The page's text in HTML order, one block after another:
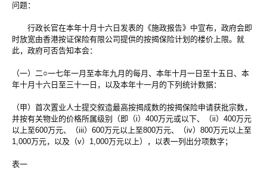
问题：
行政长官在本年十月十六日发表的《施政报告》中宣布，政府会即
时放宽由香港按证保险有限公司提供的按揭保险计划的楼价上限。就
此，政府可否告知本会：
（一）二○一七年一月至本年九月的每月、本年十月一日至十五日、本
年十月十六日至三十一日，以及本年十一月的下列统计数据：
（甲）首次置业人士提交叙造最高按揭成数的按揭保险申请获批宗数，
并按有关物业的价格所属级别（即（i）400万元或以下、（ii）400万元
以上至600万元、（iii）600万元以上至800万元、（iv）800万元以上至
1,000万元，以及（v）1,000万元以上），以表一列出分项数字；
表一